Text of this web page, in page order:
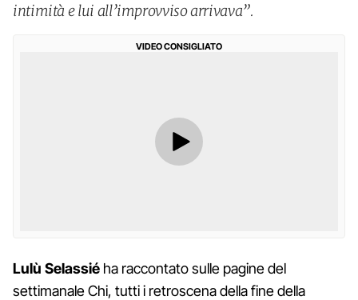
intimità e lui all’improvviso arrivava”.
VIDEO CONSIGLIATO
Lulù Selassié ha raccontato sulle pagine del
settimanale Chi, tutti i retroscena della fine della